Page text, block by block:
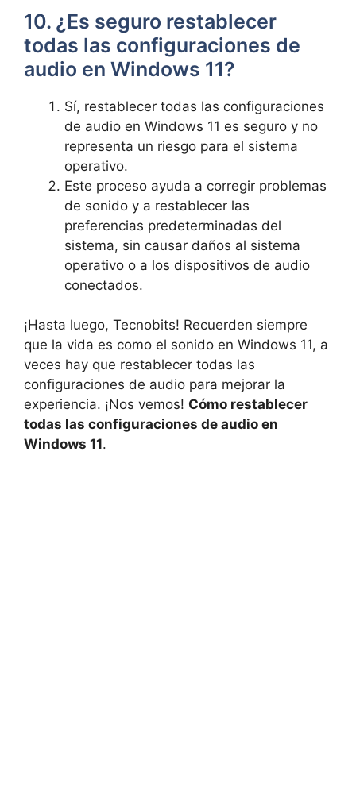
10. ¿Es seguro restablecer
todas las configuraciones de
audio en Windows 11?
Sí, restablecer todas las configuraciones
de audio en Windows 11 es seguro y no
representa un riesgo para el sistema
operativo.
Este proceso ayuda a corregir problemas
de sonido y a restablecer las
preferencias predeterminadas del
sistema, sin causar daños al sistema
operativo o a los dispositivos de audio
conectados.
¡Hasta luego, Tecnobits! Recuerden siempre
que la vida es como el sonido en Windows 11, a
veces hay que restablecer todas las
configuraciones de audio para mejorar la
experiencia. ¡Nos vemos! Cómo restablecer
todas las configuraciones de audio en
Windows 11.